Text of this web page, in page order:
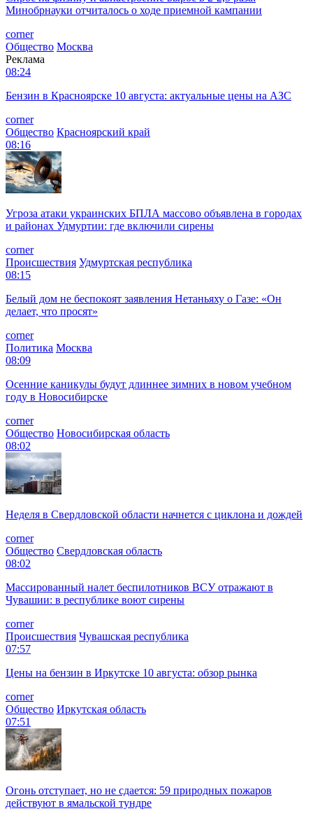
Минобрнауки отчиталось о ходе приемной кампании
corner
Общество Москва
Реклама
08:24
Бензин в Красноярске 10 августа: актуальные цены на АЗС
corner
Общество Красноярский край
08:16
Угроза атаки украинских БПЛА массово объявлена в городах
и районах Удмуртии: где включили сирены
corner
Происшествия Удмуртская республика
08:15
Белый дом не беспокоят заявления Нетаньяху о Газе: «Он
делает, что просят»
corner
Политика Москва
08:09
Осенние каникулы будут длиннее зимних в новом учебном
году в Новосибирске
corner
Общество Новосибирская область
08:02
Неделя в Свердловской области начнется с циклона и дождей
corner
Общество Свердловская область
08:02
Массированный налет беспилотников ВСУ отражают в
Чувашии: в республике воют сирены
corner
Происшествия Чувашская республика
07:57
Цены на бензин в Иркутске 10 августа: обзор рынка
corner
Общество Иркутская область
07:51
Огонь отступает, но не сдается: 59 природных пожаров
действуют в ямальской тундре